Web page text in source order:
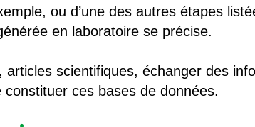
ou d’une des autres étapes
en laboratoire se précise.
scientifiques, échanger des
ces bases de données.